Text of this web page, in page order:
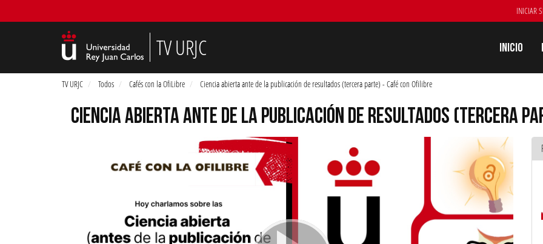
INICIAR
TV URJC Inicio
TV URJC Todos Cafés con la OfiLibre Ciencia abierta ante de la publicación de resultados (tercera parte) - Café con Ofilibre
CIENCIA ABIERTA ANTE DE LA PUBLICACIÓN DE RESULTADOS (TERCERA